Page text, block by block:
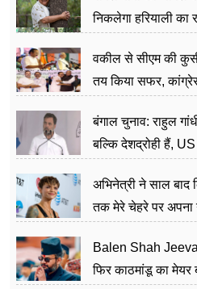
निकलेगा हरियाली का
वकील से सीएम की
तय किया सफर,
बंगाल चुनाव: राहुल
बल्कि देशद्रोही हैं,
अभिनेत्री ने साल बाद
तक मेरे चेहरे पर अपना
Balen Shah
फिर काठमांडू का मेयर